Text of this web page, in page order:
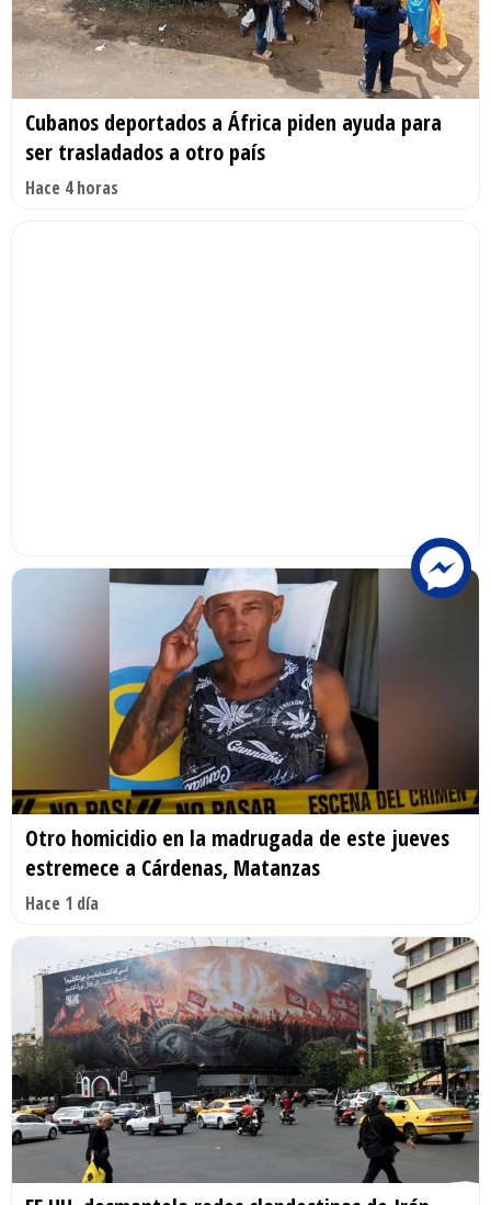
Cubanos deportados a África piden ayuda para
ser trasladados a otro país
Hace 4 horas
Otro homicidio en la madrugada de este jueves
estremece a Cárdenas, Matanzas
Hace 1 día